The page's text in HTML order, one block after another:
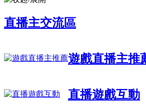
直播主交流區
遊戲直播主推
直播遊戲互動